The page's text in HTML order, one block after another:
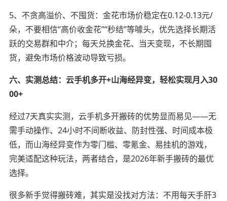
5、不贪高溢价、不囤货：金花市场价稳定在0.12-0.13元/
朵，不要相信“高价收金花”“秒结”等噱头，优先选择长期活
跃的交易群和中介；每天兑换金花、当天变现，不长期囤
货，避免市场价格波动导致亏损。
六、实测总结：云手机多开+山海经异变，轻松实现月入30
00+
经过7天真实实测，云手机多开搬砖的优势显而易见——无
需手动操作、24小时不间断收益、防封性强、时间成本极
低，而山海经异变作为零门槛、零氪金、易挂机的游戏，
完美适配这种玩法，两者结合，是2026年新手搬砖的最优
选择。
很多新手觉得搬砖难，其实是没找对方法：不用每天手肝3